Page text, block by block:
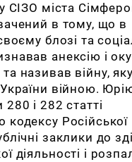
СІЗО міста
в тому, що в
блозі та
анексію і
називав війну,
війною.
280 і 282 статті
кодексу Російської
заклики до
діяльності і